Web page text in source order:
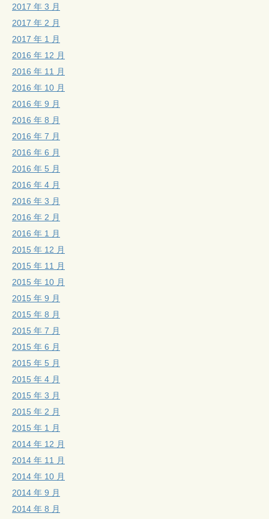
2017 年 3 月
2017 年 2 月
2017 年 1 月
2016 年 12 月
2016 年 11 月
2016 年 10 月
2016 年 9 月
2016 年 8 月
2016 年 7 月
2016 年 6 月
2016 年 5 月
2016 年 4 月
2016 年 3 月
2016 年 2 月
2016 年 1 月
2015 年 12 月
2015 年 11 月
2015 年 10 月
2015 年 9 月
2015 年 8 月
2015 年 7 月
2015 年 6 月
2015 年 5 月
2015 年 4 月
2015 年 3 月
2015 年 2 月
2015 年 1 月
2014 年 12 月
2014 年 11 月
2014 年 10 月
2014 年 9 月
2014 年 8 月